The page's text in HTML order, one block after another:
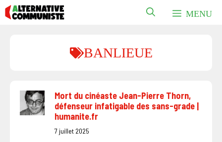
Aller
au
MENU
BANLIEUE
Mort du cinéaste Jean-Pierre Thorn,
défenseur infatigable des sans-grade |
humanite.fr
7 juillet 2025